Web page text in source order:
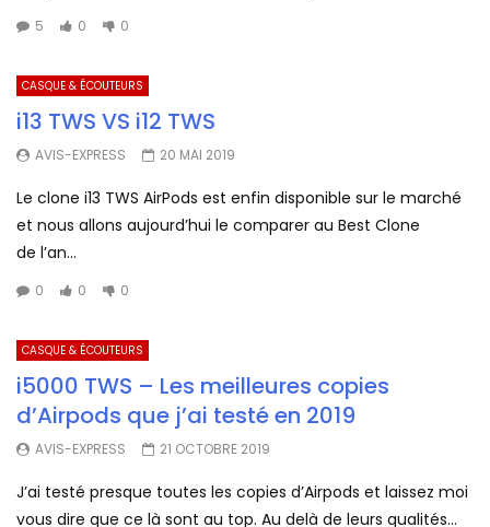
5 0 0
CASQUE & ÉCOUTEURS
i13 TWS VS i12 TWS
AVIS-EXPRESS 20 MAI 2019
Le clone i13 TWS AirPods est enfin disponible sur le marché
et nous allons aujourd’hui le comparer au Best Clone
de l’an...
0 0 0
CASQUE & ÉCOUTEURS
i5000 TWS – Les meilleures copies
d’Airpods que j’ai testé en 2019
AVIS-EXPRESS 21 OCTOBRE 2019
J’ai testé presque toutes les copies d’Airpods et laissez moi
vous dire que ce là sont au top. Au delà de leurs qualités...